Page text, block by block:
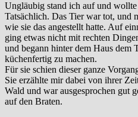
Ungläubig stand ich auf und wollte
Tatsächlich. Das Tier war tot, und
wie sie das angestellt hatte. Auf
ging etwas nicht mit rechten
und begann hinter dem Haus dem
küchenfertig zu machen.
Für sie schien dieser ganze
Sie erzählte mir dabei von ihrer
Wald und war ausgesprochen gut
auf den Braten.